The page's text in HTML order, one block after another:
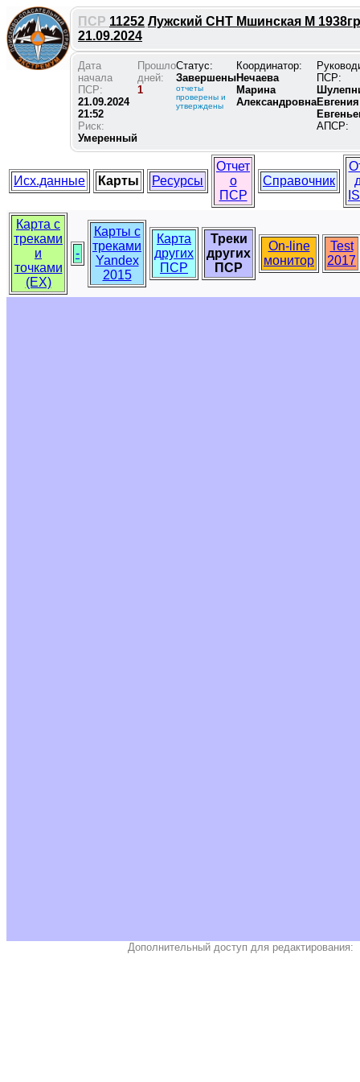
ПСР 11252 Лужский СНТ Мшинская М
21.09.2024
Дата
начала
ПСР:
21.09.2024
21:52
Риск:
Умеренный
Прошло
дней:
1
Статус:
Завершены
отчеты
проверены и
утверждены
Координатор:
Нечаева
Марина
Александровна
ПСР:
Евгения
АПСР:
Исх.данные Карты Ресурсы
Отчет
о
ПСР
Справочник
Карта с
треками
и
точками
(EX)
-
Карты с
треками
Yandex
2015
Карта
других
ПСР
Треки
других
ПСР
On-line
монитор
Test
2017
Дополнительный доступ для редактирования: